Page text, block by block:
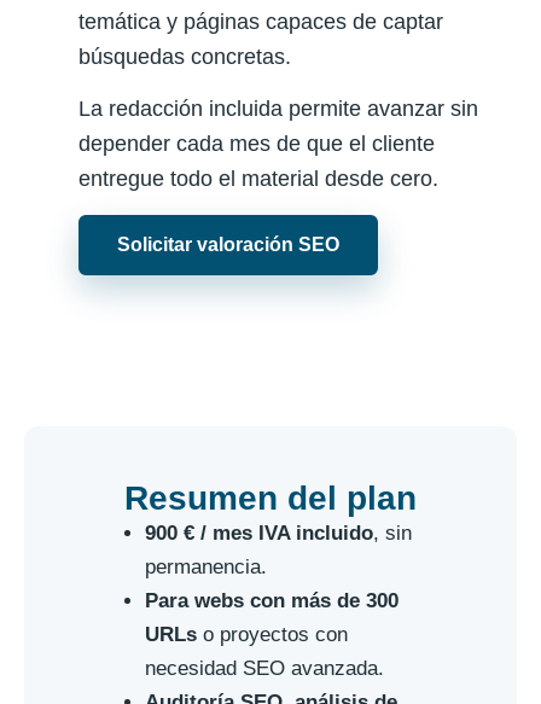
temática y páginas capaces de captar
búsquedas concretas.
La redacción incluida permite avanzar sin
depender cada mes de que el cliente
entregue todo el material desde cero.
Solicitar valoración SEO
Resumen del plan
900 € / mes IVA incluido, sin
permanencia.
Para webs con más de 300
URLs o proyectos con
necesidad SEO avanzada.